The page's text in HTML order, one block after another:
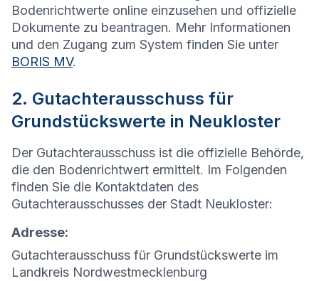
Bodenrichtwerte online einzusehen und offizielle
Dokumente zu beantragen. Mehr Informationen
und den Zugang zum System finden Sie unter
BORIS MV.
2. Gutachterausschuss für
Grundstückswerte in Neukloster
Der Gutachterausschuss ist die offizielle Behörde,
die den Bodenrichtwert ermittelt. Im Folgenden
finden Sie die Kontaktdaten des
Gutachterausschusses der Stadt Neukloster:
Adresse:
Gutachterausschuss für Grundstückswerte im
Landkreis Nordwestmecklenburg